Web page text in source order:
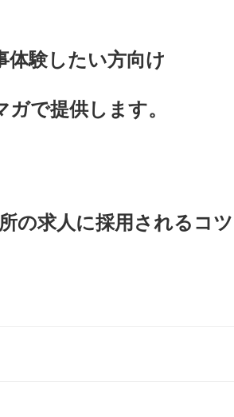
体験したい方向け
で提供します。
の求人に採用されるコ